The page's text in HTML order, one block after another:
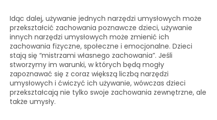
Idąc dalej, używanie jednych narzędzi umysłowych może
przekształcić zachowania poznawcze dzieci, używanie
innych narzędzi umysłowych może zmienić ich
zachowania fizyczne, społeczne i emocjonalne. Dzieci
stają się “mistrzami własnego zachowania”. Jeśli
stworzymy im warunki, w których będą mogły
zapoznawać się z coraz większą liczbą narzędzi
umysłowych i ćwiczyć ich używanie, wówczas dzieci
przekształcają nie tylko swoje zachowania zewnętrzne, ale
także umysły.